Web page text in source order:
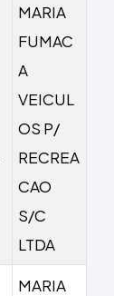
MARIA
FUMAC
A
VEICUL
OS P/
RECREA
CAO
S/C
LTDA
MARIA